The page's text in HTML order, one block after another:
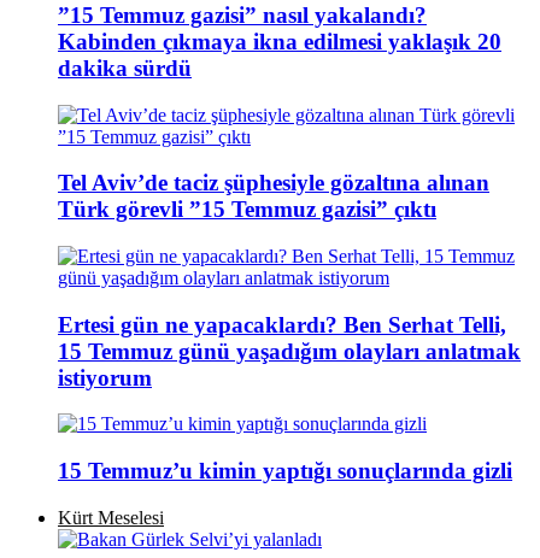
”15 Temmuz gazisi” nasıl yakalandı?
Kabinden çıkmaya ikna edilmesi yaklaşık 20
dakika sürdü
Tel Aviv’de taciz şüphesiyle gözaltına alınan
Türk görevli ”15 Temmuz gazisi” çıktı
Ertesi gün ne yapacaklardı? Ben Serhat Telli,
15 Temmuz günü yaşadığım olayları anlatmak
istiyorum
15 Temmuz’u kimin yaptığı sonuçlarında gizli
Kürt Meselesi